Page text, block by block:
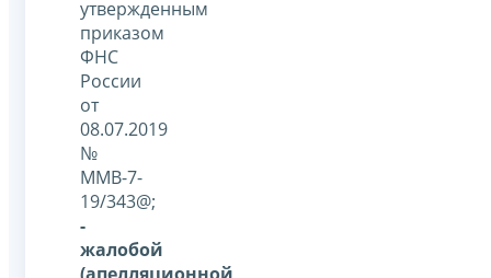
утвержденным
приказом
ФНС
России
от
08.07.2019
№
ММВ-7-
19/343@;
-
жалобой
(апелляционной